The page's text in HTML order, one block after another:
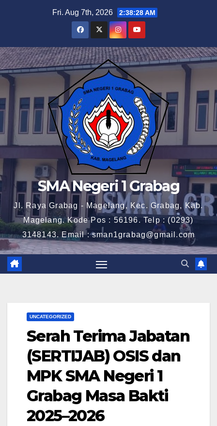
Fri. Aug 7th, 2026 2:38:29 AM
SMA Negeri 1 Grabag
Jl. Raya Grabag - Magelang, Kec. Grabag, Kab.
Magelang. Kode Pos : 56196. Telp : (0293)
3148143. Email : sman1grabag@gmail.com
UNCATEGORIZED
Serah Terima Jabatan
(SERTIJAB) OSIS dan
MPK SMA Negeri 1
Grabag Masa Bakti
2025–2026